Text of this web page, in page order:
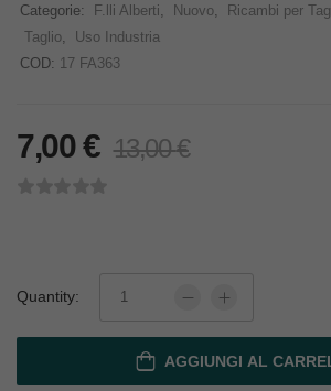
Categorie: F.lli Alberti Nuovo Ricambi per
Taglio
Uso Industria
COD: 17 FA363
7,00€ 13,00€
Quantity:
AGGIUNGI AL